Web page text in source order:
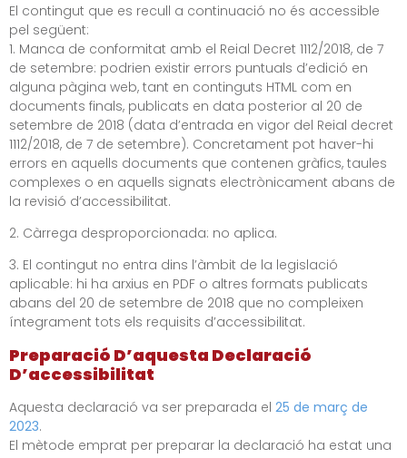
El contingut que es recull a continuació no és accessible
pel següent:
1. Manca de conformitat amb el Reial Decret 1112/2018, de 7
de setembre: podrien existir errors puntuals d’edició en
alguna pàgina web, tant en continguts HTML com en
documents finals, publicats en data posterior al 20 de
setembre de 2018 (data d’entrada en vigor del Reial decret
1112/2018, de 7 de setembre). Concretament pot haver-hi
errors en aquells documents que contenen gràfics, taules
complexes o en aquells signats electrònicament abans de
la revisió d’accessibilitat.
2. Càrrega desproporcionada: no aplica.
3. El contingut no entra dins l’àmbit de la legislació
aplicable: hi ha arxius en PDF o altres formats publicats
abans del 20 de setembre de 2018 que no compleixen
íntegrament tots els requisits d’accessibilitat.
Preparació D’aquesta Declaració
D’accessibilitat
Aquesta declaració va ser preparada el 25 de març de
2023.
El mètode emprat per preparar la declaració ha estat una